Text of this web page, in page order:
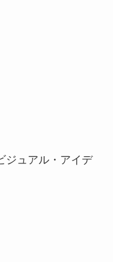
ジュアル・アイデ